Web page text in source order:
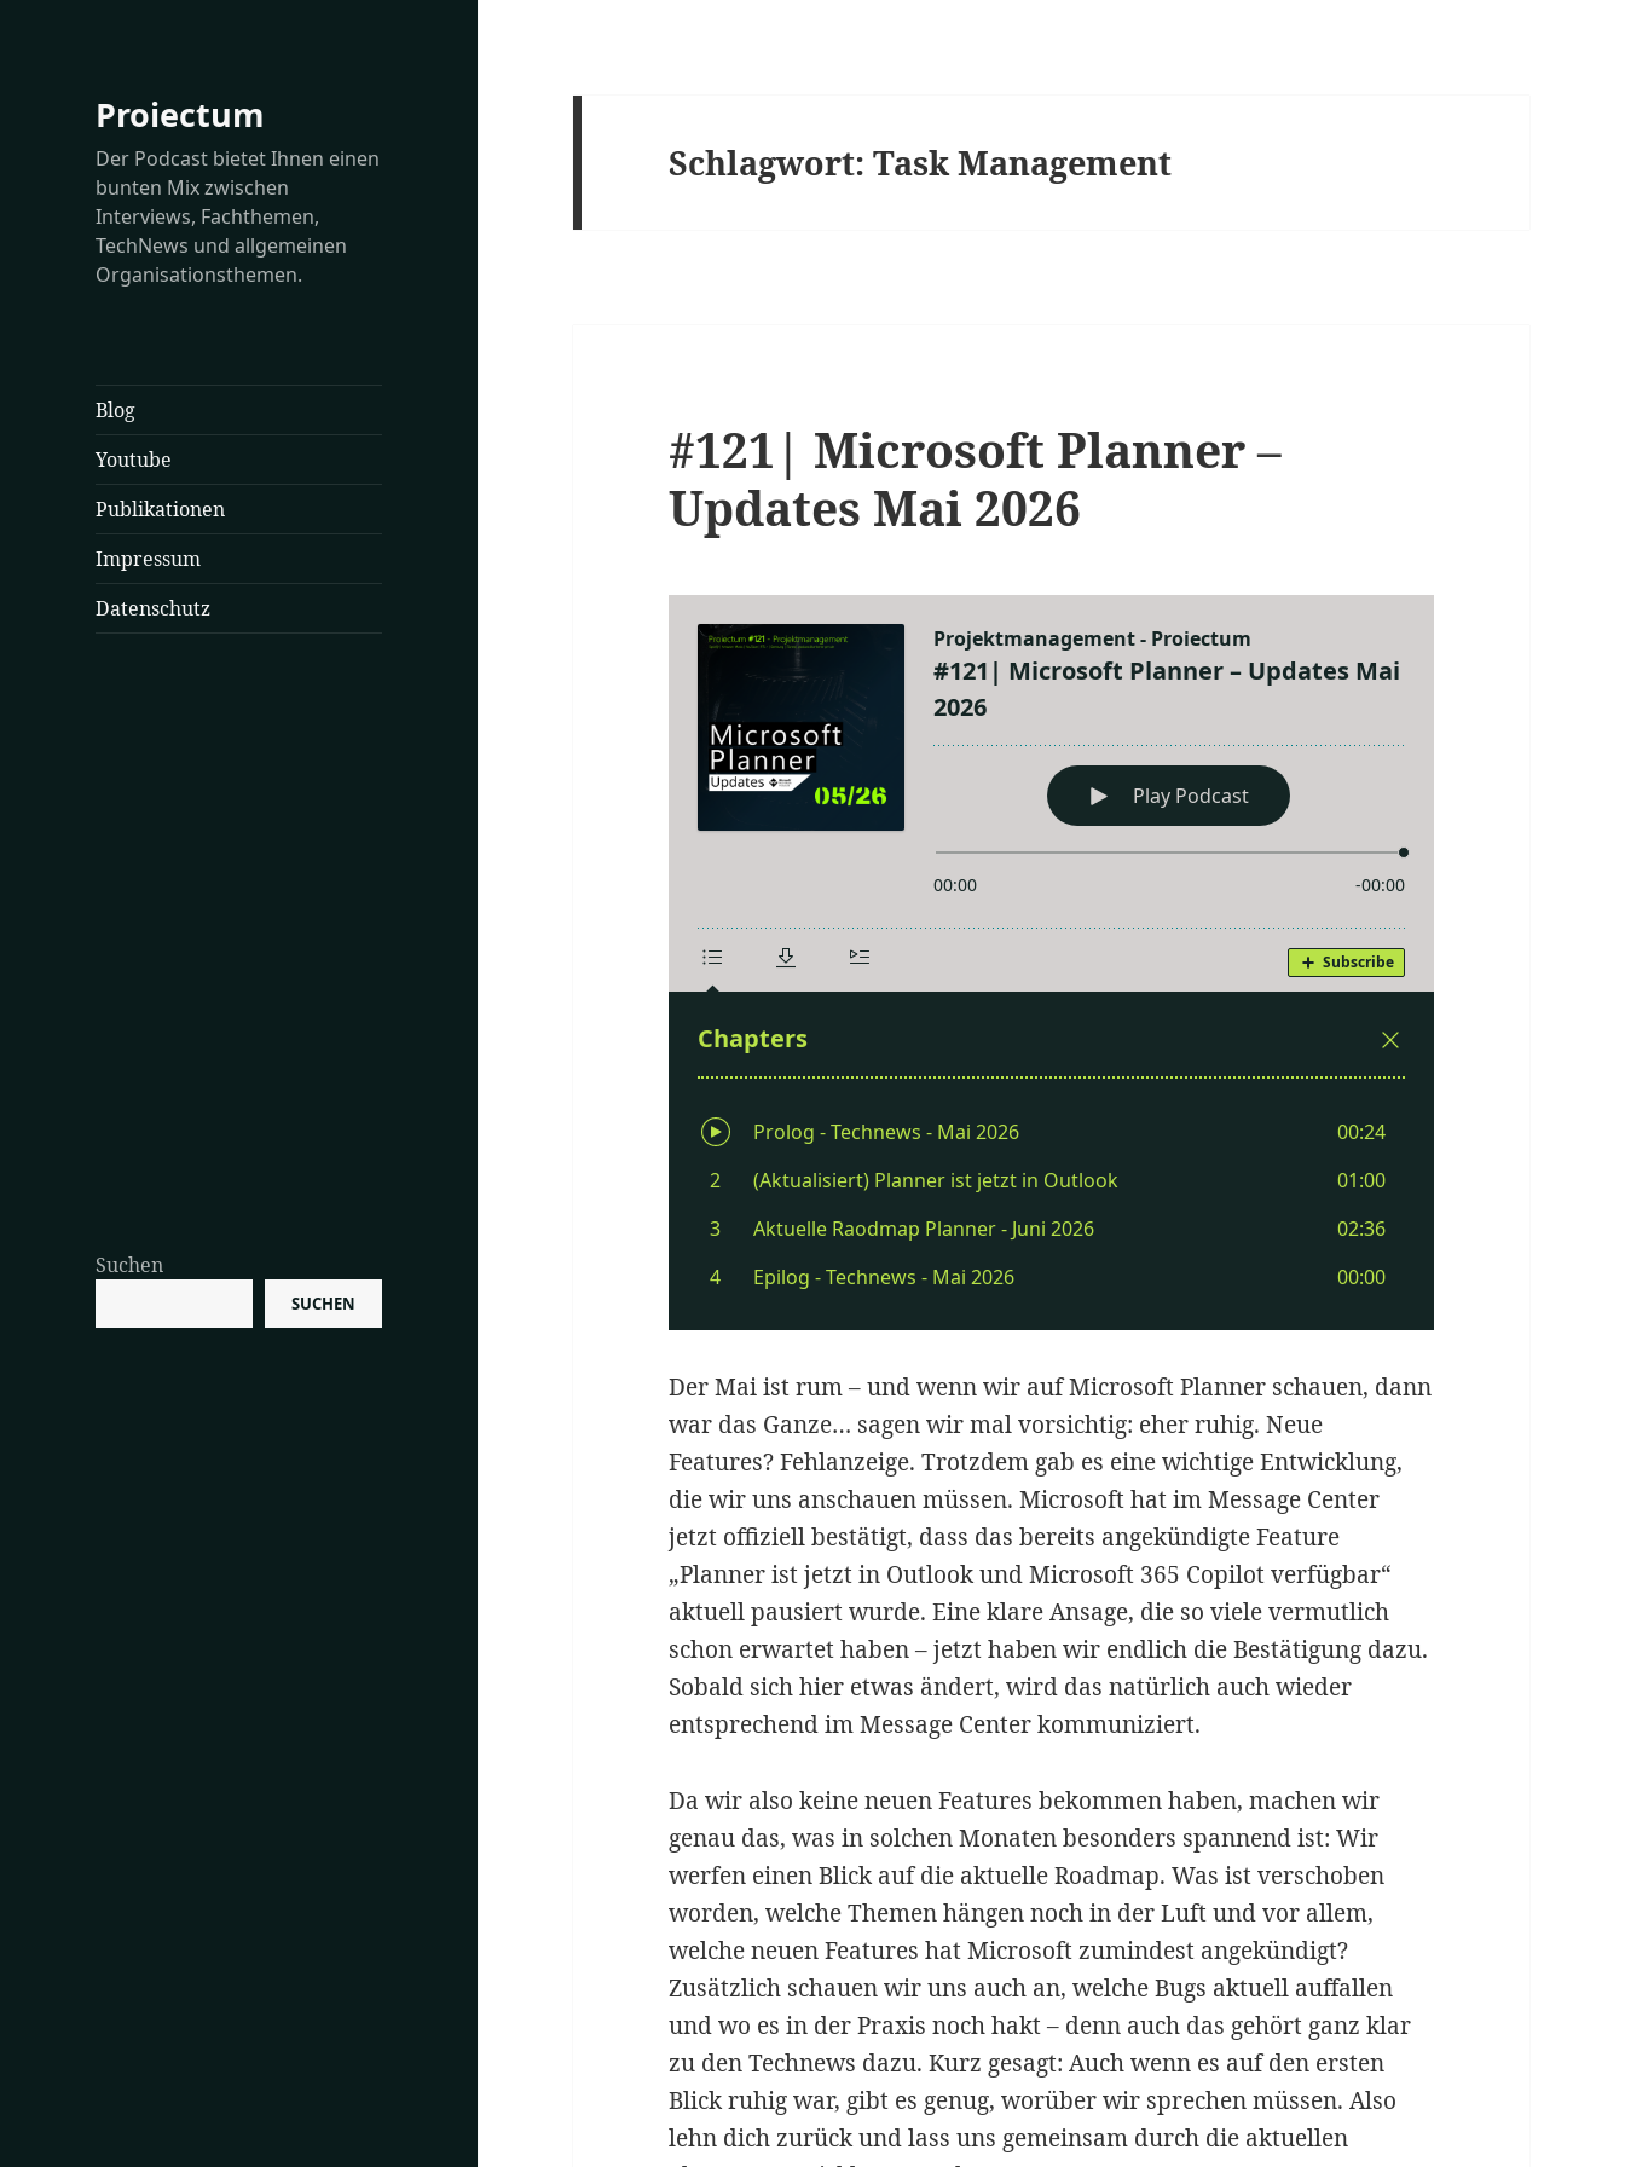
Proiectum
Der Podcast bietet Ihnen einen
bunten Mix zwischen
Interviews, Fachthemen,
TechNews und allgemeinen
Organisationsthemen.
Blog
Youtube
Publikationen
Impressum
Datenschutz
Suchen
SUCHEN
Schlagwort:Task Management
#121| Microsoft Planner –
Updates Mai 2026
Der Mai ist rum – und wenn wir auf Microsoft Planner schauen, dann
war das Ganze… sagen wir mal vorsichtig: eher ruhig. Neue
Features? Fehlanzeige. Trotzdem gab es eine wichtige Entwicklung,
die wir uns anschauen müssen. Microsoft hat im Message Center
jetzt offiziell bestätigt, dass das bereits angekündigte Feature
„Planner ist jetzt in Outlook und Microsoft 365 Copilot verfügbar“
aktuell pausiert wurde. Eine klare Ansage, die so viele vermutlich
schon erwartet haben – jetzt haben wir endlich die Bestätigung dazu.
Sobald sich hier etwas ändert, wird das natürlich auch wieder
entsprechend im Message Center kommuniziert.
Da wir also keine neuen Features bekommen haben, machen wir
genau das, was in solchen Monaten besonders spannend ist: Wir
werfen einen Blick auf die aktuelle Roadmap. Was ist verschoben
worden, welche Themen hängen noch in der Luft und vor allem,
welche neuen Features hat Microsoft zumindest angekündigt?
Zusätzlich schauen wir uns auch an, welche Bugs aktuell auffallen
und wo es in der Praxis noch hakt – denn auch das gehört ganz klar
zu den Technews dazu. Kurz gesagt: Auch wenn es auf den ersten
Blick ruhig war, gibt es genug, worüber wir sprechen müssen. Also
lehn dich zurück und lass uns gemeinsam durch die aktuellen